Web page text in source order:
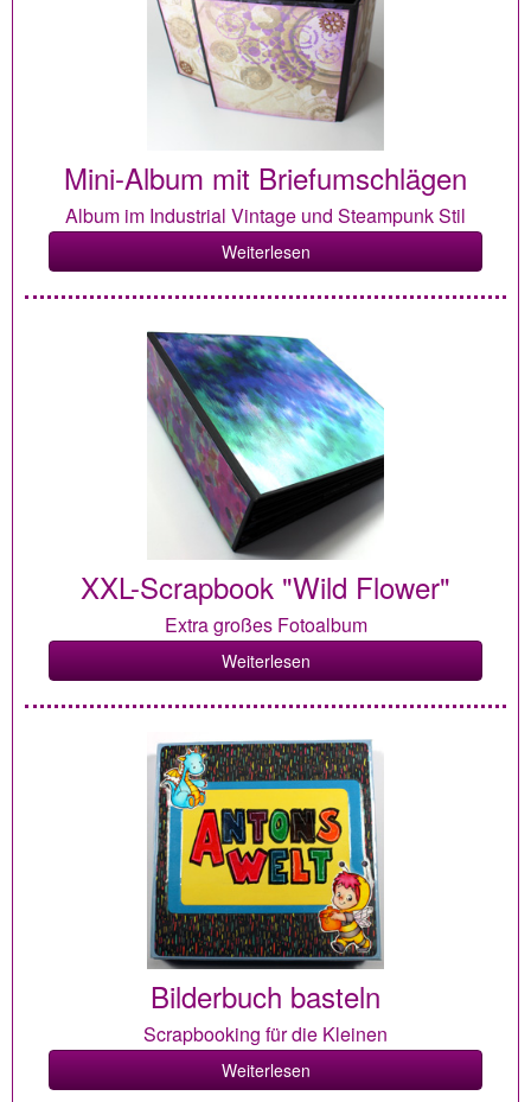
Mini-Album mit Briefumschlägen
Album im Industrial Vintage und Steampunk Stil
Weiterlesen
XXL-Scrapbook "Wild Flower"
Extra großes Fotoalbum
Weiterlesen
Bilderbuch basteln
Scrapbooking für die Kleinen
Weiterlesen